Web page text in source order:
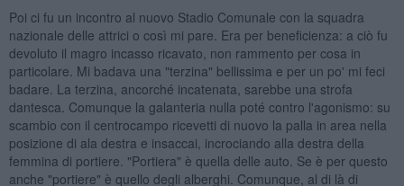
Poi ci fu un incontro al nuovo Stadio Comunale con la squadra
nazionale delle attrici o così mi pare. Era per beneficienza: a ciò fu
devoluto il magro incasso ricavato, non rammento per cosa in
particolare. Mi badava una "terzina" bellissima e per un po' mi feci
badare. La terzina, ancorché incatenata, sarebbe una strofa
dantesca. Comunque la galanteria nulla poté contro l'agonismo: su
scambio con il centrocampo ricevetti di nuovo la palla in area nella
posizione di ala destra e insaccai, incrociando alla destra della
femmina di portiere. "Portiera" è quella delle auto. Se è per questo
anche "portiere" è quello degli alberghi. Comunque, al di là di